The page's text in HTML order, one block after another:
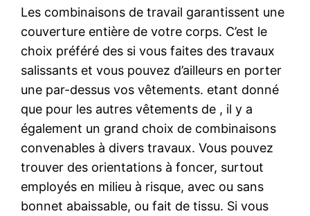
Les combinaisons de travail garantissent une
couverture entière de votre corps. C’est le
choix préféré des si vous faites des travaux
salissants et vous pouvez d’ailleurs en porter
une par-dessus vos vêtements. etant donné
que pour les autres vêtements de , il y a
également un grand choix de combinaisons
convenables à divers travaux. Vous pouvez
trouver des orientations à foncer, surtout
employés en milieu à risque, avec ou sans
bonnet abaissable, ou fait de tissu. Si vous